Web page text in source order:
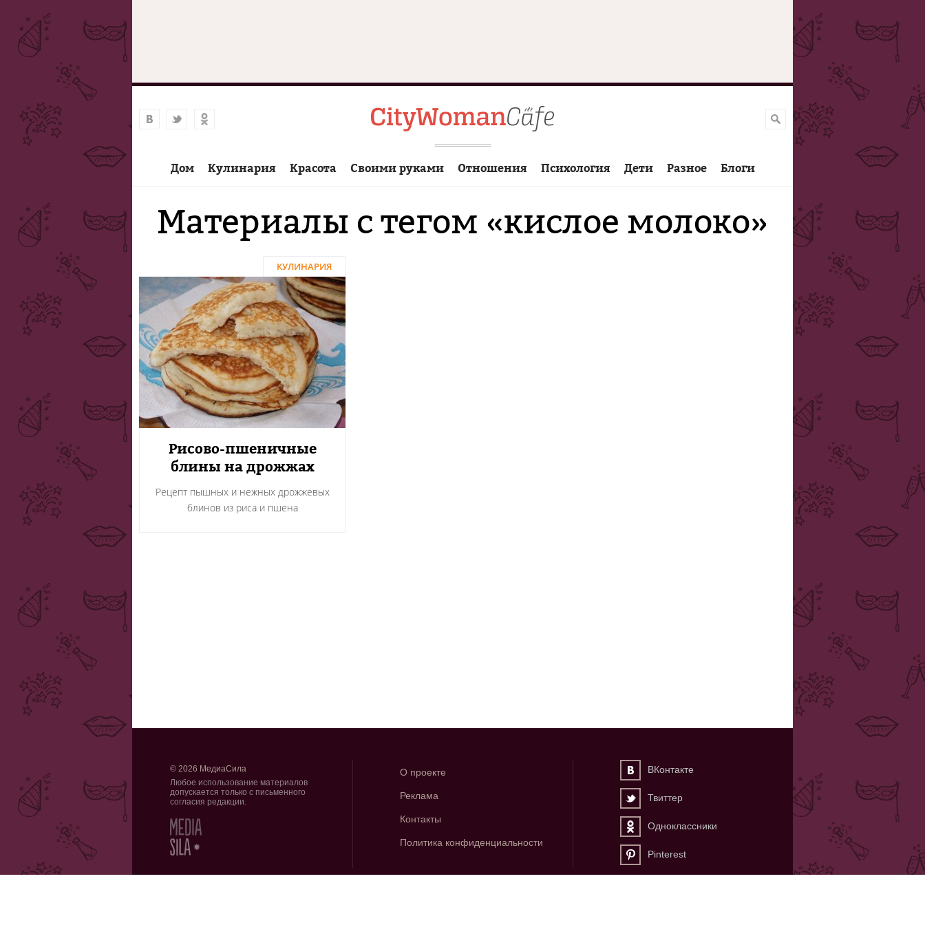
Дом Кулинария Красота Своими руками Отношения Психология Дети Разное Блоги
Материалы с тегом «кислое молоко»
КУЛИНАРИЯ
Рисово-пшеничные
блины на дрожжах
Рецепт пышных и нежных дрожжевых
блинов из риса и пшена
© 2026 МедиаСила
Любое использование материалов
допускается только с письменного
согласия редакции.
О проекте
Реклама
Контакты
Политика конфиденциальности
ВКонтакте
Твиттер
Одноклассники
Pinterest